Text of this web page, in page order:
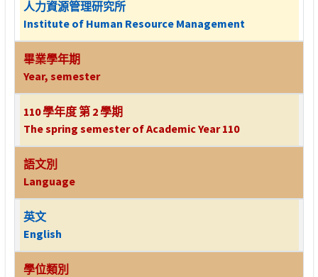
人力資源管理研究所
Institute of Human Resource Management
畢業學年期
Year, semester
110 學年度 第 2 學期
The spring semester of Academic Year 110
語文別
Language
英文
English
學位類別